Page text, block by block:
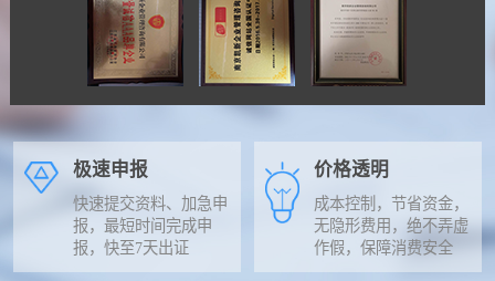
极速申报
快速提交资料、加急申
报，最短时间完成申
报，快至7天出证
价格透明
成本控制，节省资金，
无隐形费用，绝不弄虚
作假，保障消费安全